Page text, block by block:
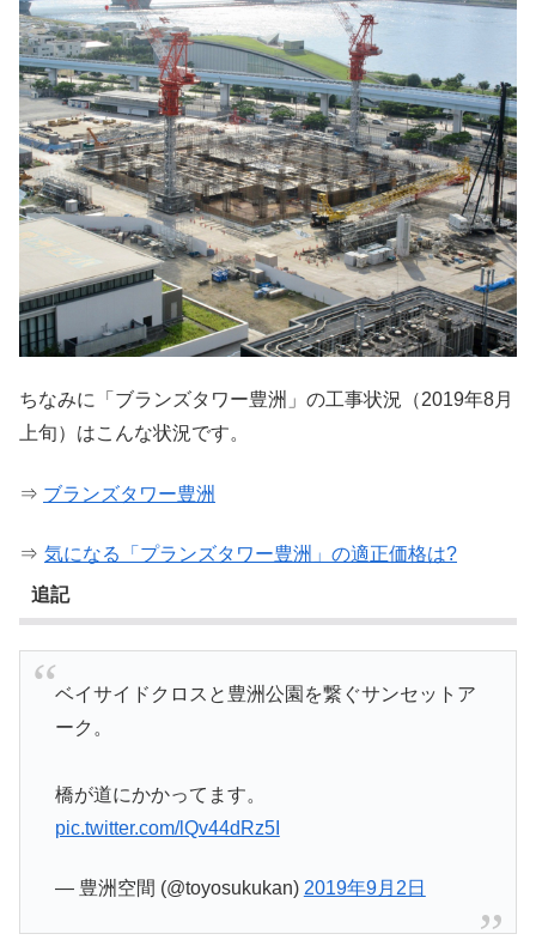
ちなみに「ブランズタワー豊洲」の工事状況（2019年8月
上旬）はこんな状況です。
⇒ ブランズタワー豊洲
⇒ 気になる「プランズタワー豊洲」の適正価格は?
追記
ベイサイドクロスと豊洲公園を繋ぐサンセットア
ーク。
橋が道にかかってます。
pic.twitter.com/lQv44dRz5I
— 豊洲空間 (@toyosukukan) 2019年9月2日